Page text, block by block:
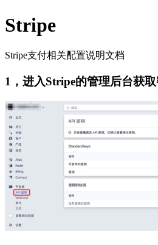
Stripe
Stripe支付相关配置说明文档
1，进入Stripe的管理后台获取